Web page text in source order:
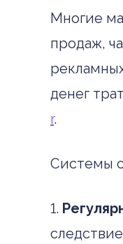
Многие
продаж,
денег
r.
Системы
1.